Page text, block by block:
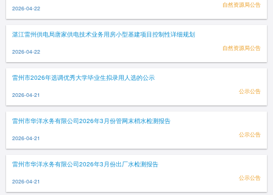
2026-04-22 自然资源局公告
湛江雷州供电局唐家供电技术业务用房小型基建项目控制性详细规划
2026-04-22 自然资源局公告
雷州市2026年选调优秀大学毕业生拟录用人选的公示
2026-04-21 公示公告
雷州市华洋水务有限公司2026年3月份管网末梢水检测报告
2026-04-21 公示公告
雷州市华洋水务有限公司2026年3月份出厂水检测报告
2026-04-21 公示公告